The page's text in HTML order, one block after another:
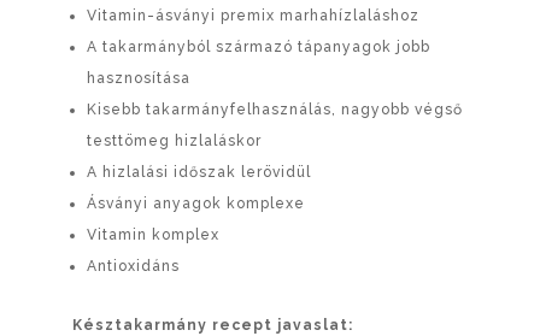
Vitamin-ásványi premix marhahízlaláshoz
A takarmányból származó tápanyagok jobb
hasznosítása
Kisebb takarmányfelhasználás, nagyobb végső
testtömeg hizlaláskor
A hizlalási időszak lerövidül
Ásványi anyagok komplexe
Vitamin komplex
Antioxidáns
Késztakarmány recept javaslat: